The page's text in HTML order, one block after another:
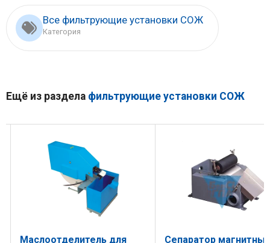
Все фильтрующие установки СОЖ
Категория
Ещё из раздела фильтрующие установки СОЖ
Маслоотделитель для
Сепаратор магнитный